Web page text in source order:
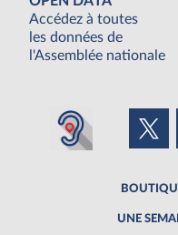
Accédez à toutes
les données de
l'Assemblée nationale
UNE